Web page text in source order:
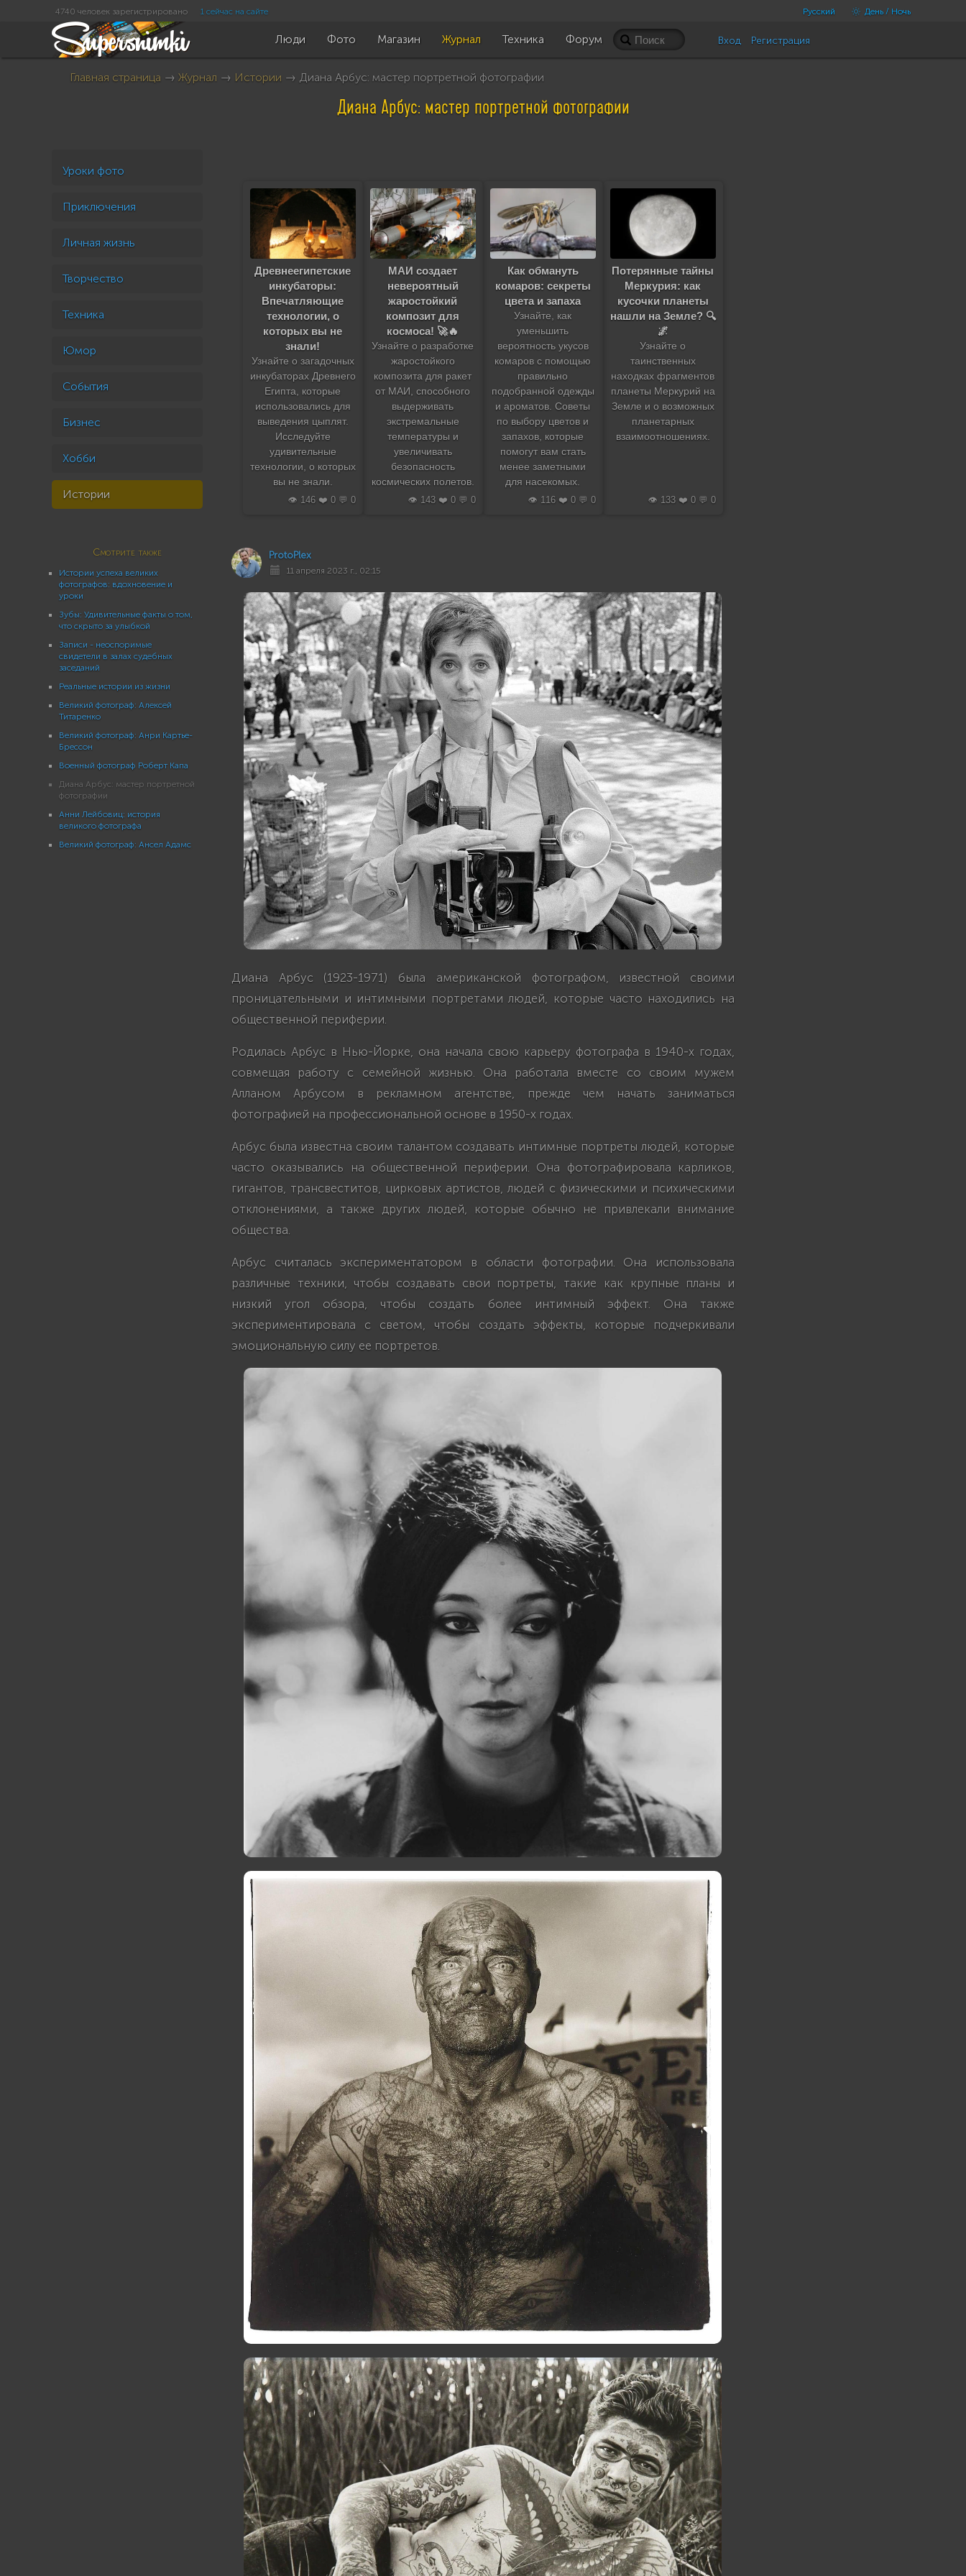
Русский День / Ночь
4740 человек зарегистрировано 1 сейчас на сайте
Люди Фото Магазин Журнал Техника Форум Вход Регистрация
Главная страница → Журнал → Истории → Диана Арбус: мастер портретной фотографии
Диана Арбус: мастер портретной фотографии
Уроки фото
Приключения
Личная жизнь
Творчество
Техника
Юмор
События
Бизнес
Хобби
Истории
Смотрите также
Истории успеха великих
фотографов: вдохновение и
уроки
Зубы: Удивительные факты о том,
что скрыто за улыбкой
Записи - неоспоримые
свидетели в залах судебных
заседаний
Реальные истории из жизни
Великий фотограф: Алексей
Титаренко
Великий фотограф: Анри Картье-
Брессон
Военный фотограф Роберт Капа
Диана Арбус: мастер портретной
фотографии
Анни Лейбовиц: история
великого фотографа
Великий фотограф: Ансел Адамс
Древнеегипетские
инкубаторы:
Впечатляющие
технологии, о
которых вы не
знали!
Узнайте о загадочных
инкубаторах Древнего
Египта, которые
использовались для
выведения цыплят.
Исследуйте
удивительные
технологии, о которых
вы не знали.
👁️ 146 ❤️ 0 💬 0
МАИ создает
невероятный
жаростойкий
композит для
космоса! 🚀🔥
Узнайте о разработке
жаростойкого
композита для ракет
от МАИ, способного
выдерживать
экстремальные
температуры и
увеличивать
безопасность
космических полетов.
👁️ 143 ❤️ 0 💬 0
Как обмануть
комаров: секреты
цвета и запаха
Узнайте, как
уменьшить
вероятность укусов
комаров с помощью
правильно
подобранной одежды
и ароматов. Советы
по выбору цветов и
запахов, которые
помогут вам стать
менее заметными
для насекомых.
👁️ 116 ❤️ 0 💬 0
Потерянные тайны
Меркурия: как
кусочки планеты
нашли на Земле? 🔍
🌌
Узнайте о
таинственных
находках фрагментов
планеты Меркурий на
Земле и о возможных
планетарных
взаимоотношениях.
👁️ 133 ❤️ 0 💬 0
ProtoPlex
11 апреля 2023 г., 02:15
Диана Арбус (1923-1971) была американской фотографом, известной своими
проницательными и интимными портретами людей, которые часто находились на
общественной периферии.
Родилась Арбус в Нью-Йорке, она начала свою карьеру фотографа в 1940-х годах,
совмещая работу с семейной жизнью. Она работала вместе со своим мужем
Алланом Арбусом в рекламном агентстве, прежде чем начать заниматься
фотографией на профессиональной основе в 1950-х годах.
Арбус была известна своим талантом создавать интимные портреты людей, которые
часто оказывались на общественной периферии. Она фотографировала карликов,
гигантов, трансвеститов, цирковых артистов, людей с физическими и психическими
отклонениями, а также других людей, которые обычно не привлекали внимание
общества.
Арбус считалась экспериментатором в области фотографии. Она использовала
различные техники, чтобы создавать свои портреты, такие как крупные планы и
низкий угол обзора, чтобы создать более интимный эффект. Она также
экспериментировала с светом, чтобы создать эффекты, которые подчеркивали
эмоциональную силу ее портретов.